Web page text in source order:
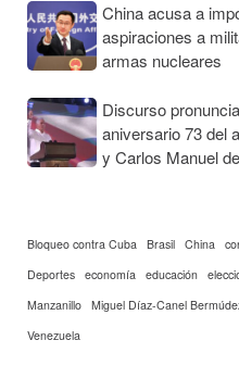
China acusa a
aspiraciones a
armas nucleares
Discurso
aniversario 73 del
y Carlos Manuel
Bloqueo contra Cuba Brasil China
Deportes economía educación
Manzanillo Miguel Díaz-Canel
Venezuela